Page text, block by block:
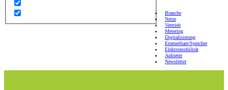
Branche
Netze
Vertrieb
Metering
Digitalisierung
Erneuerbare/Speicher
Elektromobilität
Anbieter
Newsletter